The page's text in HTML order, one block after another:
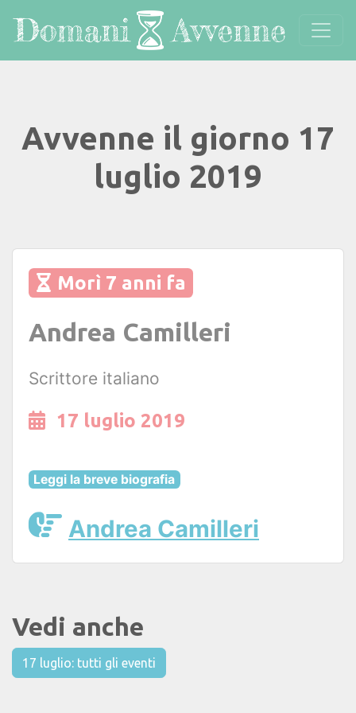
Avvenne il giorno 17
luglio 2019
Morì 7 anni fa
Andrea Camilleri
Scrittore italiano
17 luglio 2019
Leggi la breve biografia
Andrea Camilleri
Vedi anche
17 luglio: tutti gli eventi